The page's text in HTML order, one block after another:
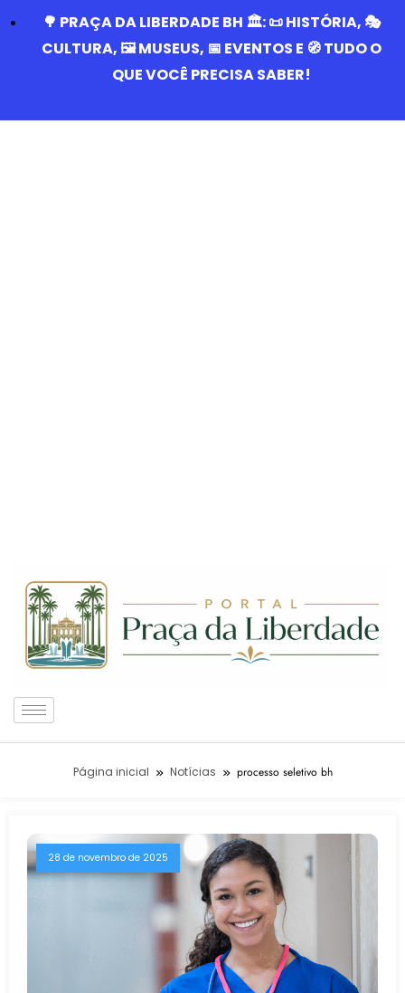
🌳 PRAÇA DA LIBERDADE BH 🏛️: 📜 HISTÓRIA, 🎭
CULTURA, 🖼️ MUSEUS, 📅 EVENTOS E 🧭 TUDO O
QUE VOCÊ PRECISA SABER!
Página inicial Notícias processo seletivo bh
28 de novembro de 2025